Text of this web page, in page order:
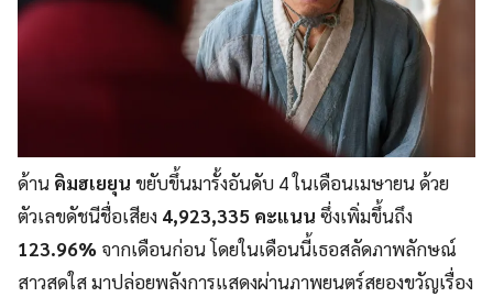
ด้าน คิมฮเยยุน ขยับขึ้นมารั้งอันดับ 4 ในเดือนเมษายน ด้วย
ตัวเลขดัชนีชื่อเสียง 4,923,335 คะแนน ซึ่งเพิ่มขึ้นถึง
123.96% จากเดือนก่อน โดยในเดือนนี้เธอสลัดภาพลักษณ์
สาวสดใส มาปล่อยพลังการแสดงผ่านภาพยนตร์สยองขวัญเรื่อง